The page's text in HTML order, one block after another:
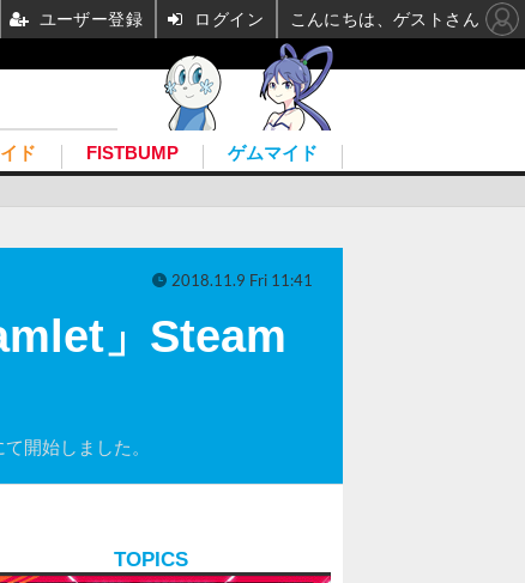
ド FISTBUMP ゲムマイド
」Steam
開始しました。
2018.11.9 Fri 11:41
TOPICS
ユーザー登録 ログイン こんにちは、ゲストさん